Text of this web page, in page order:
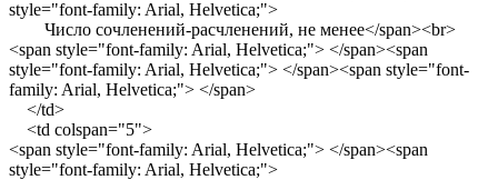
style="font-family: Arial, Helvetica;">
Число сочленений-расчленений, не менее</span><br>
<span style="font-family: Arial, Helvetica;"> </span><span
style="font-family: Arial, Helvetica;"> </span><span style="font-
family: Arial, Helvetica;"> </span>
</td>
<td colspan="5">
<span style="font-family: Arial, Helvetica;"> </span><span
style="font-family: Arial, Helvetica;">